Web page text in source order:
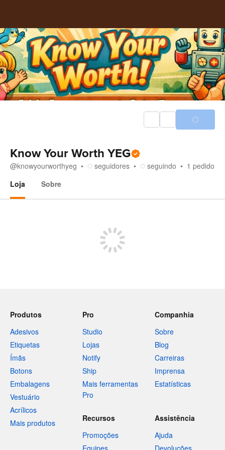
Know Your Worth YEG
@knowyourworthyeg seguidores seguindo 1 pedido
Loja
Sobre
Produtos
Adesivos
Etiquetas
Ímãs
Botons
Embalagens
Vestuário
Acrílicos
Mais produtos
Pro
Studio
Lojas
Notify
Ship
Mais ferramentas
Pro
Companhia
Sobre
Blog
Carreiras
Imprensa
Estatísticas
Recursos
Promoções
Equipes
Assistência
Ajuda
Devoluções